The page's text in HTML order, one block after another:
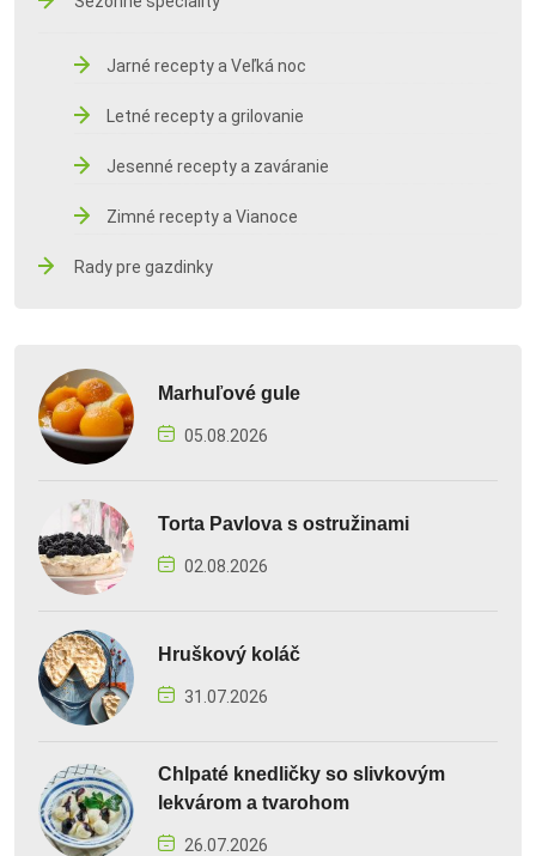
Jarné recepty a Veľká noc
Letné recepty a grilovanie
Jesenné recepty a zaváranie
Zimné recepty a Vianoce
Rady pre gazdinky
Marhuľové gule
05.08.2026
Torta Pavlova s ostružinami
02.08.2026
Hruškový koláč
31.07.2026
Chlpaté knedličky so slivkovým
lekvárom a tvarohom
26.07.2026